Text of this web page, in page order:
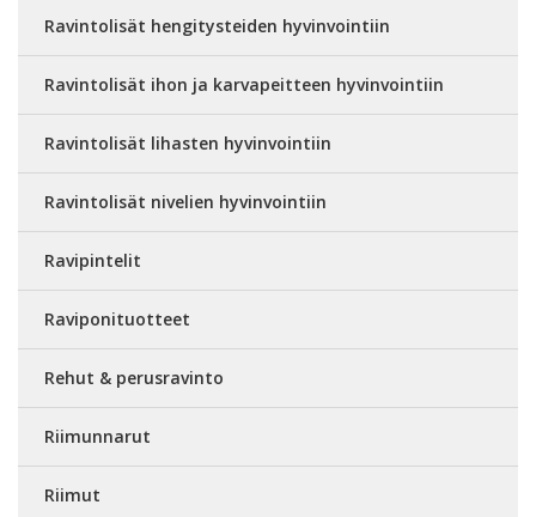
Ravintolisät hengitysteiden hyvinvointiin
Ravintolisät ihon ja karvapeitteen hyvinvointiin
Ravintolisät lihasten hyvinvointiin
Ravintolisät nivelien hyvinvointiin
Ravipintelit
Raviponituotteet
Rehut & perusravinto
Riimunnarut
Riimut